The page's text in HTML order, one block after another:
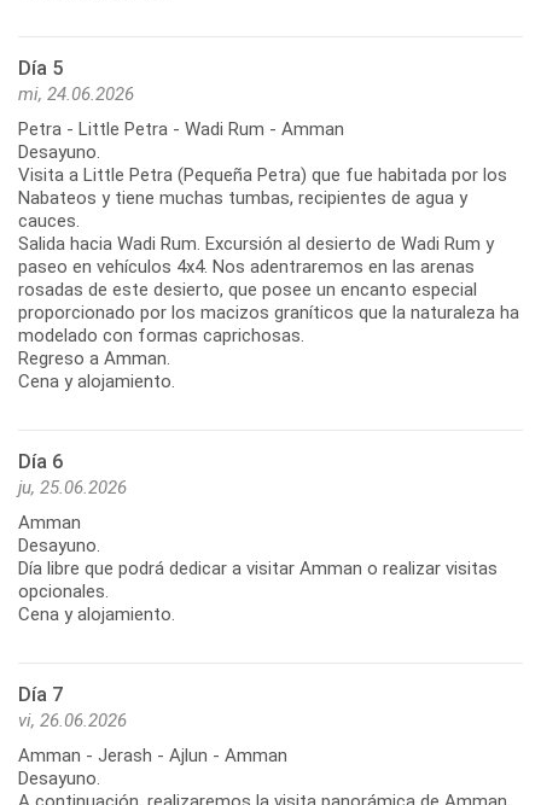
Día 5
mi, 24.06.2026
Petra - Little Petra - Wadi Rum - Amman
Desayuno.
Visita a Little Petra (Pequeña Petra) que fue habitada por los
Nabateos y tiene muchas tumbas, recipientes de agua y
cauces.
Salida hacia Wadi Rum. Excursión al desierto de Wadi Rum y
paseo en vehículos 4x4. Nos adentraremos en las arenas
rosadas de este desierto, que posee un encanto especial
proporcionado por los macizos graníticos que la naturaleza ha
modelado con formas caprichosas.
Regreso a Amman.
Cena y alojamiento.
Día 6
ju, 25.06.2026
Amman
Desayuno.
Día libre que podrá dedicar a visitar Amman o realizar visitas
opcionales.
Cena y alojamiento.
Día 7
vi, 26.06.2026
Amman - Jerash - Ajlun - Amman
Desayuno.